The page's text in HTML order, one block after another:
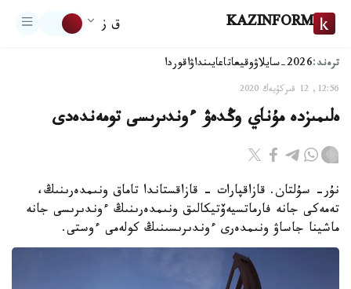
KAZINFORM ق ز
ترەند:2026-سايلاۋ وقيعاتاعايىنداۋاقوردا
12:56, 12 قىركۇيەك 2020
ەلىمىزدە مۇناي وڭدەۋ ءوندىرىسى تومەندەدى
نۇر- سۇلتان. قازاقپارات - قازاقستاندا تاماق ونىمدەرىنىڭ،
تەمەكى جانە فارماتسيەۆتيكالىق ونىمدەرىنىڭ ءوندىرىسى جانە
ماشينا جاساۋ ونىمدەرى ءوندىرىسىنىڭ كولەمى ءوستى.